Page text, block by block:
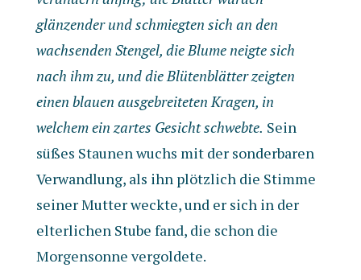
glänzender und schmiegten sich an den
wachsenden Stengel, die Blume neigte sich
nach ihm zu, und die Blütenblätter zeigten
einen blauen ausgebreiteten Kragen, in
welchem ein zartes Gesicht schwebte. Sein
süßes Staunen wuchs mit der sonderbaren
Verwandlung, als ihn plötzlich die Stimme
seiner Mutter weckte, und er sich in der
elterlichen Stube fand, die schon die
Morgensonne vergoldete.